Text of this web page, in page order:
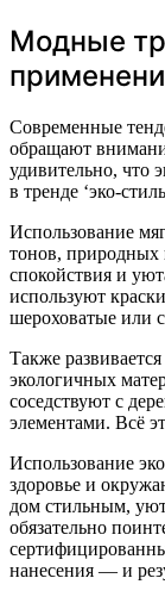
Модные
Современные
обращают
удивительно, что
в тренде ‘эко-
Использование
тонов, природных
спокойствия и
используют
шероховатые или
Также
экологичных
соседствуют с
элементами. Всё
Использование
здоровье и
дом стильным,
обязательно
нанесения — и